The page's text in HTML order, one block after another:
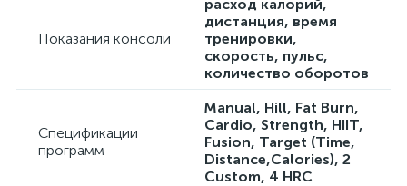
Показания консоли
расход калорий,
дистанция, время
тренировки,
скорость, пульс,
количество оборотов
Спецификации
программ
Manual, Hill, Fat Burn,
Cardio, Strength, HIIT,
Fusion, Target (Time,
Distance,Calories), 2
Custom, 4 HRC